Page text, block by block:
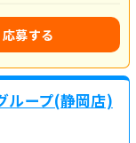
応募する
ループ(静岡店)